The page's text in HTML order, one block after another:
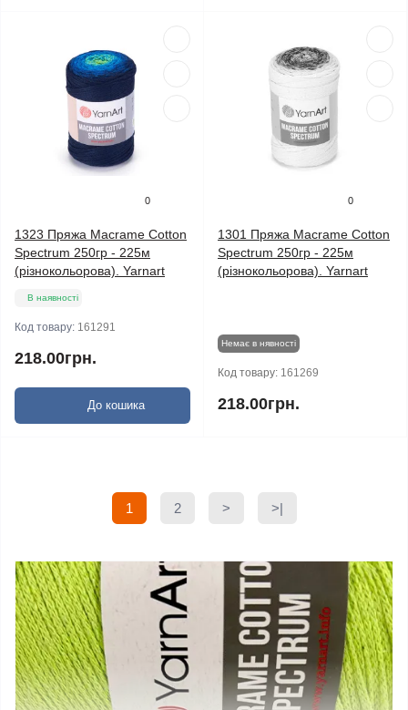
0
1323 Пряжа Macrame Cotton
Spectrum 250гр - 225м
(різнокольорова). Yarnart
В наявності
Код товару: 161291
218.00грн.
До кошика
0
1301 Пряжа Macrame Cotton
Spectrum 250гр - 225м
(різнокольорова). Yarnart
Немає в нявності
Код товару: 161269
218.00грн.
1 2 > >|